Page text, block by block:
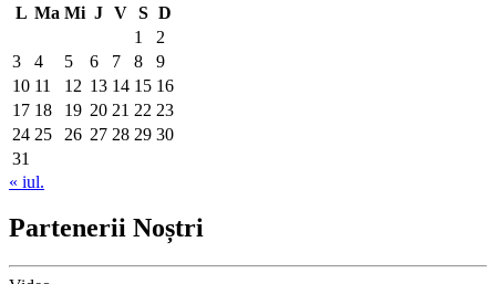
L Ma Mi J V S D
1
2
3
4 5 6 7 8
9
10 11 12 13 14 15 16
17 18 19 20 21 22 23
24 25 26 27 28 29 30
31
« iul.
Partenerii Noștri